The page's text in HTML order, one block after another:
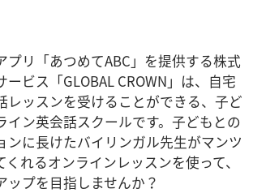
プリ「あつめてABC」を提供する株式
ビス「GLOBAL CROWN」は、自宅
レッスンを受けることができる、子ど
イン英会話スクールです。子どもとの
ンに長けたバイリンガル先生がマンツ
れるオンラインレッスンを使って、
ップを目指しませんか？